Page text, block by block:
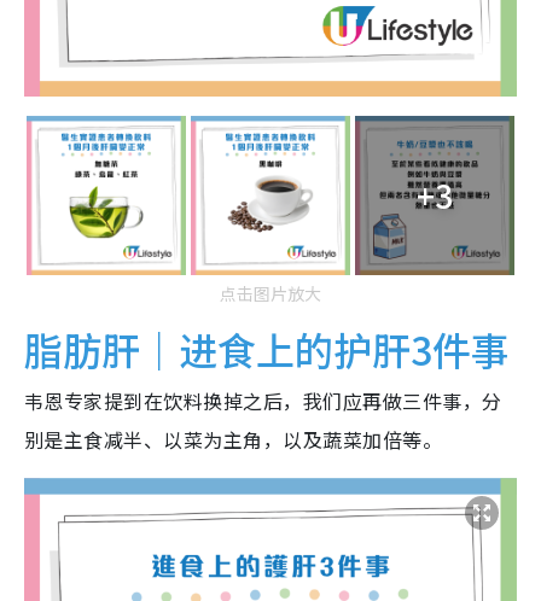
+3
点击图片放大
脂肪肝｜进食上的护肝3件事
韦恩专家提到在饮料换掉之后，我们应再做三件事，分
别是主食减半、以菜为主角，以及蔬菜加倍等。